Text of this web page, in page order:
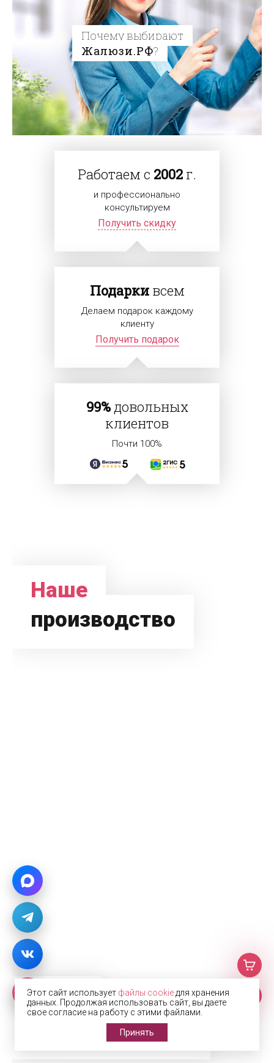
Почему выбирают
Жалюзи.РФ?
Работаем с 2002 г.
и профессионально
консультируем
Получить скидку
Подаркивсем
Делаем подарок каждому
клиенту
Получить подарок
99%довольных
клиентов
Почти 100%
Наше
производство
Фото
с производства
Этот сайт использует файлы cookie для хранения
данных. Продолжая использовать сайт, вы даете
свое согласие на работу с этими файлами.
Принять